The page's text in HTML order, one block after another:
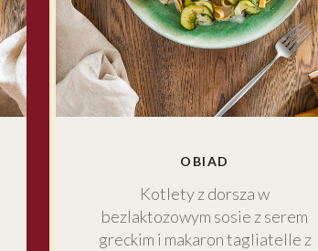
OBIAD
Kotlety z dorsza w
bezlaktozowym sosie z serem
greckim i makaron tagliatelle z